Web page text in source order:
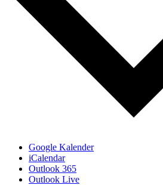
Google Kalender
iCalendar
Outlook 365
Outlook Live